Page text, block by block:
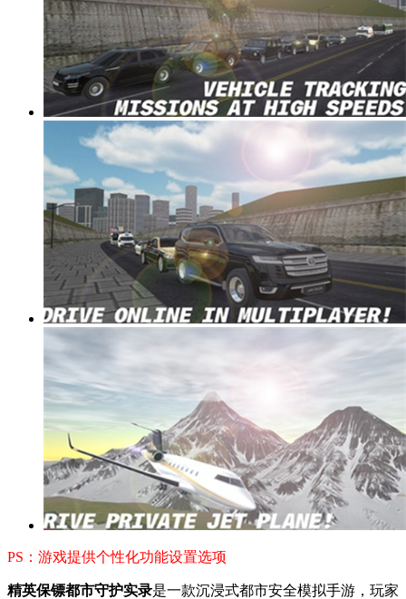
PS：游戏提供个性化功能设置选项
精英保镖都市守护实录是一款沉浸式都市安全模拟手游，玩家